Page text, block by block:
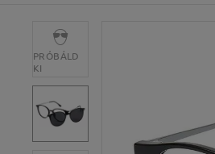
PRÓBÁLD
KI